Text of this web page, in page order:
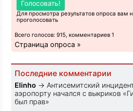
Голосовать!
Для просмотра результатов опроса вам
проголосовать
Всего голосов: 915, комментариев 1
Страница опроса »
Последние комментарии
Elinho → Антисемитский
аэропорту начался с выкриков
был прав»